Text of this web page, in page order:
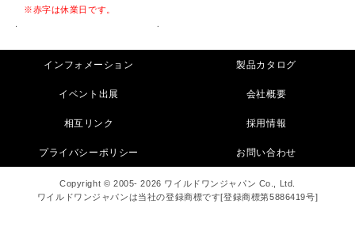
※赤字は休業日です。
インフォメーション 製品カタログ
イベント出展 会社概要
相互リンク 採用情報
プライバシーポリシー お問い合わせ
Copyright © 2005- 2026 ワイルドワンジャパン Co., Ltd.
ワイルドワンジャパンは当社の登録商標です[登録商標第5886419号]